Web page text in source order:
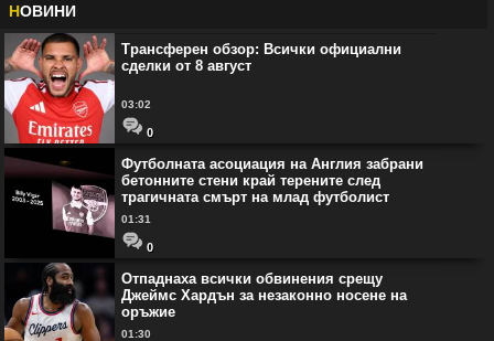
НОВИНИ
Трансферен обзор: Всички официални
сделки от 8 август
03:02
0
Футболната асоциация на Англия забрани
бетонните стени край терените след
трагичната смърт на млад футболист
01:31
0
Отпаднаха всички обвинения срещу
Джеймс Хардън за незаконно носене на
оръжие
01:30